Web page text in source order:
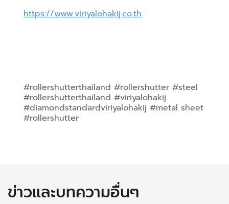
https://www.viriyalohakij.co.th
#rollershutterthailand #rollershutter #steel
#rollershutterthailand #viriyalohakij
#diamondstandardviriyalohakij #metal sheet
#rollershutter
ข่าวและบทความอื่นๆ